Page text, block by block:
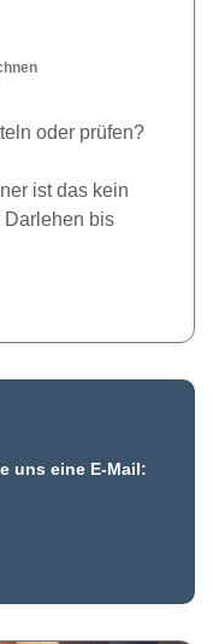
oder prüfen?
ist das kein
Darlehen bis
uns eine E-Mail: